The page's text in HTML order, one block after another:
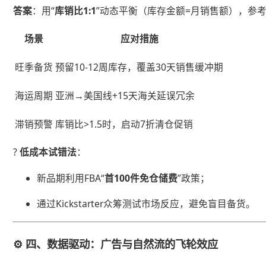
​答案​​：用“​​库销比1:1​​”动态平衡（库存金额=月销售额），参
​场景​ ​应对措施​
旺季备货 预留10-12周库存，覆盖30天销售缓冲期
海运周期 亚洲→美国线+15天海关延误冗余
滞销预警 库销比>1.5时，启动7折清仓促销
? ​​低成本试错法​​：
新品期利用FBA“​​首100件免仓储费​​”政策；
通过Kickstarter众筹测试市场反应，避免盲目备货。
⚙️ ​ ​四、数据驱动：广告与自然流的飞轮效应​